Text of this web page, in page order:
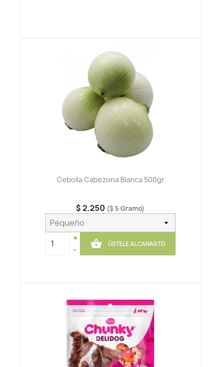
Cebolla Cabezona Blanca 500gr
$ 2.250 ($ 5 Gramo)
+
-
 ÚSTELE AL CANASTO